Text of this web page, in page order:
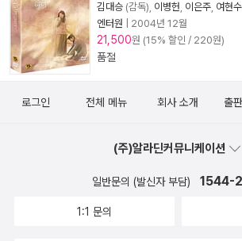
김대승 (감독), 이병헌 이은주 여현수
엔터원
2004년 12월
21,500원 (15% 할인 / 220원)
품절
로그인 전체 메뉴 회사 소개 출
(주)알라딘커뮤니케이션
일반문의 (발신자 부담) 1544-
1:1 문의